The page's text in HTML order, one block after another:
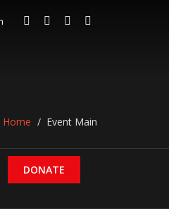
DONATE
Home Event Main